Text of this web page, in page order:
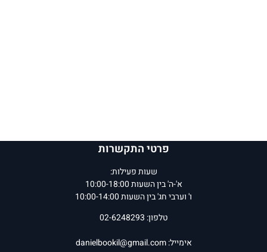
פרטי התקשרות
שעות פעילות:
א'-ה' בין השעות 10:00-18:00
ו' וערבי חג' בין השעות 10:00-14:00
טלפון: 02-6248293
אימייל:danielbookil@gmail.com